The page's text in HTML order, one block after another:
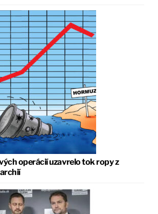
operácií uzavrelo tok ropy z